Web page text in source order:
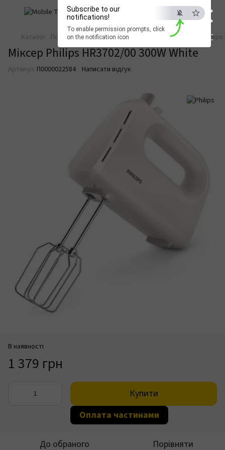
×
ESC
Subscribe to our
notifications!
To enable permission prompts, click
on the notification icon
Каталог Побутова техніка Техніка для кухні Міксери
Міксер Philips HR3702/00 300W White
Артикул: П0000022584 Написати відгук
В наявності
1 379 грн
Купити
Оплата частинами
До обраного Порівняти